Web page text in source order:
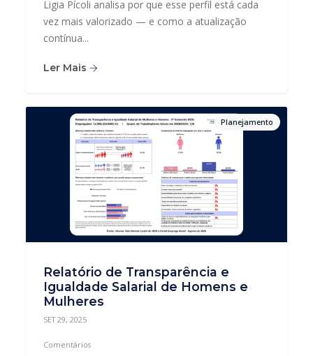
Ligia Pícoli analisa por que esse perfil está cada
vez mais valorizado — e como a atualização
contínua...
Ler Mais
Planejamento
Relatório de Transparência e
Igualdade Salarial de Homens e
Mulheres
SET 29, 2025
Comentários